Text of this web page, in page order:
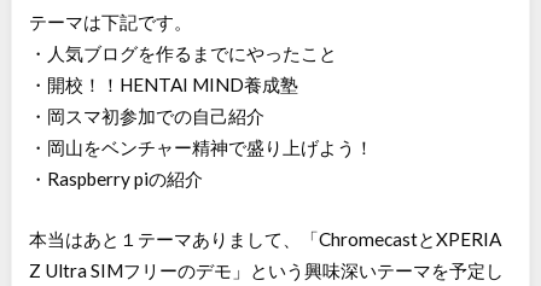
テーマは下記です。
・人気ブログを作るまでにやったこと
・開校！！HENTAI MIND養成塾
・岡スマ初参加での自己紹介
・岡山をベンチャー精神で盛り上げよう！
・Raspberry piの紹介
本当はあと１テーマありまして、「ChromecastとXPERIA
Z Ultra SIMフリーのデモ」という興味深いテーマを予定し